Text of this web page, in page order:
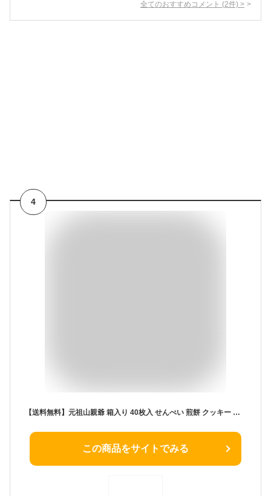
全てのおすすめコメント (2件) >
4
【送料無料】元祖山親爺 箱入り 40枚入 せんべい 煎餅 クッキー 焼き菓子 焼菓子 和洋折衷 函館土産 お土産 和菓子 甘い煎餅 熊のマーク 函館空港 お取り寄せ 内祝い 人気 おいしい 日持ち 函館観光
この商品をサイトでみる